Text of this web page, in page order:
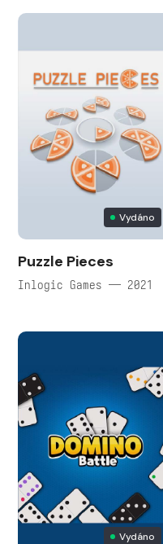
Vydáno
Puzzle Pieces
Inlogic Games — 2021
Vydáno